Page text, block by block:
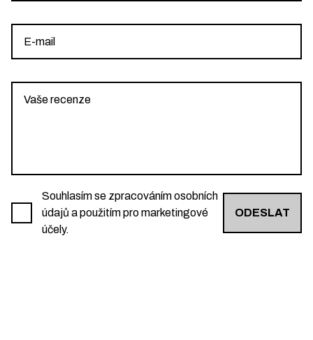
Souhlasím se zpracováním osobních
údajů a použitím pro marketingové
účely.
ODESLAT